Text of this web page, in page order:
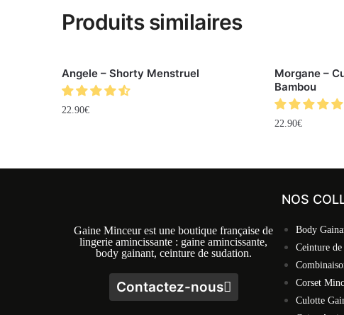
Produits similaires
Angele – Shorty Menstruel
22.90€
Morgane –
Bambou
22.90€
Gaine Minceur est une boutique française de
lingerie amincissante : gaine amincissante,
body gainant, ceinture de sudation.
Contactez-nous
NOS
Body
Ceinture
Corset
Culotte